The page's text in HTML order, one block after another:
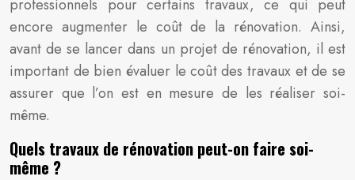
professionnels pour certains travaux, ce qui peut
encore augmenter le coût de la rénovation. Ainsi,
avant de se lancer dans un projet de rénovation, il est
important de bien évaluer le coût des travaux et de se
assurer que l’on est en mesure de les réaliser soi-
même.
Quels travaux de rénovation peut-on faire soi-
même ?